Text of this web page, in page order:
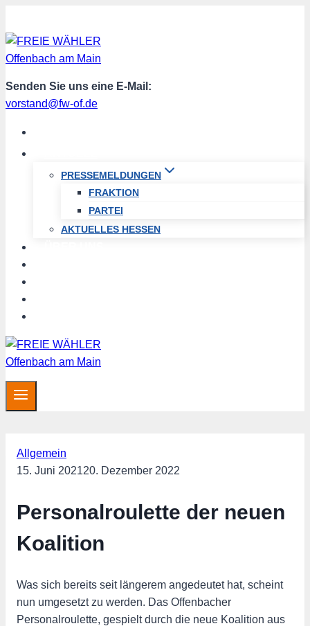
Inhalt
springen
Senden Sie uns eine E-Mail:
vorstand@fw-of.de
PRESSEMELDUNGEN
FRAKTION
PARTEI
AKTUELLES HESSEN
Allgemein
15. Juni 202120. Dezember 2022
Personalroulette der neuen
Koalition
Was sich bereits seit längerem angedeutet hat, scheint
nun umgesetzt zu werden. Das Offenbacher
Personalroulette, gespielt durch die neue Koalition aus